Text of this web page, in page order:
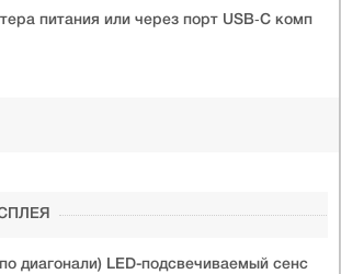
питания или через порт USB‑C комп
диагонали) LED-подсвечиваемый сенс